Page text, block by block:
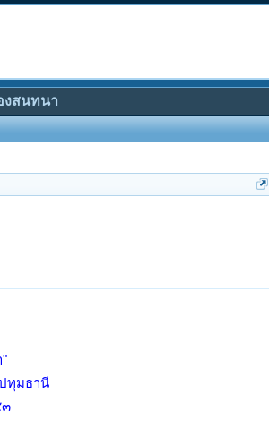
ทุมธานี
งสนทนา